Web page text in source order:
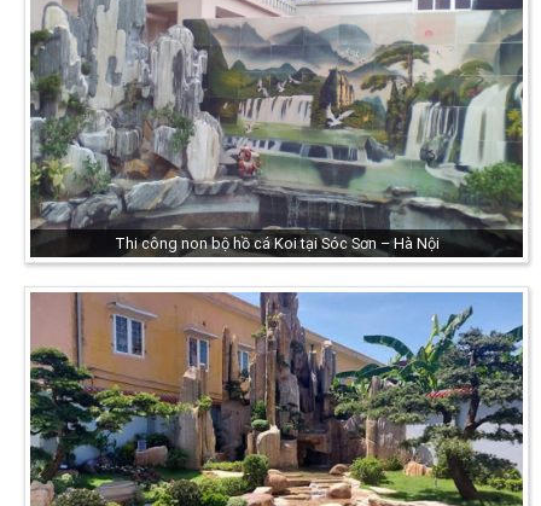
Thi công non bộ hồ cá Koi tại Sóc Sơn – Hà Nội